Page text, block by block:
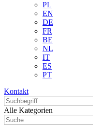
PL
EN
DE
FR
BE
NL
IT
ES
PT
Kontakt
Alle Kategorien